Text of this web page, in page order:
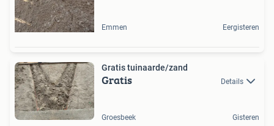
Emmen Eergisteren
Gratis tuinaarde/zand
Gratis Details
Groesbeek Gisteren